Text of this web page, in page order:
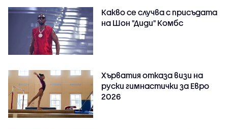
Какво се случва с присъдата
на Шон "Диди" Комбс
Хърватия отказа визи на
руски гимнастички за Евро
2026